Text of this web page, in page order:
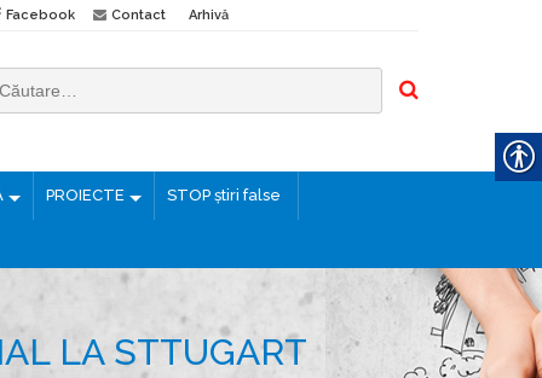
Facebook Contact Arhivă
PROIECTE STOP știri false
LA STTUGART